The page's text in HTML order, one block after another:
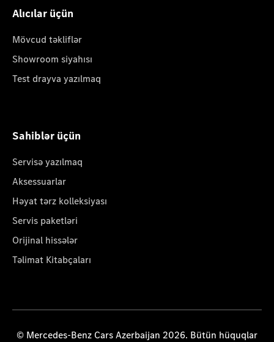
Alıcılar üçün
Mövcud təkliflər
Showroom siyahısı
Test drayva yazılmaq
Sahiblər üçün
Servisə yazılmaq
Aksessuarlar
Həyat tərz kolleksiyası
Servis paketləri
Orijinal hissələr
Təlimat Kitabçaları
© Mercedes-Benz Cars Azerbaijan 2026. Bütün hüquqlar